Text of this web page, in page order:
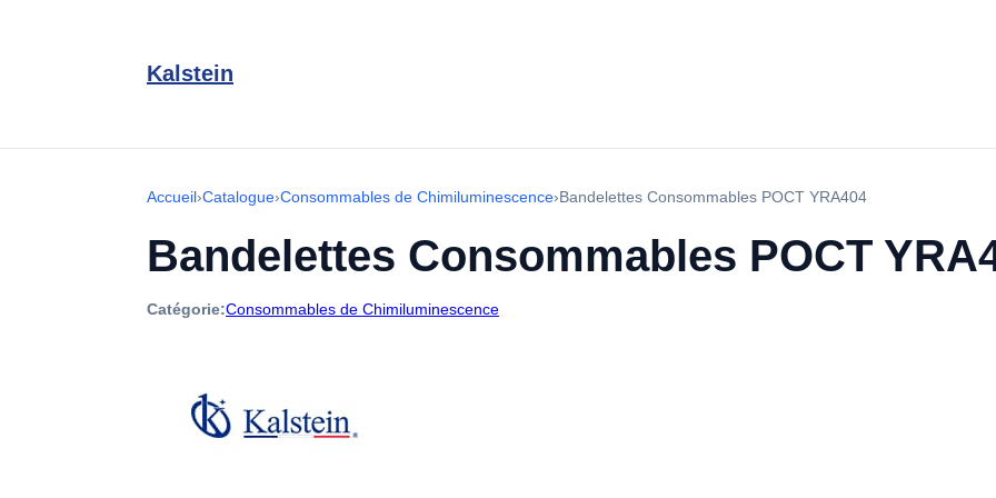
Kalstein
Accueil›Catalogue›Consommables de Chimiluminescence›Bandelettes Consommables POCT YRA404
Bandelettes Consommables POCT
Catégorie:Consommables de Chimiluminescence